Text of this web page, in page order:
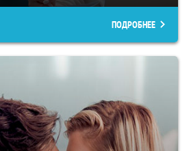
ПОДРОБНЕЕ